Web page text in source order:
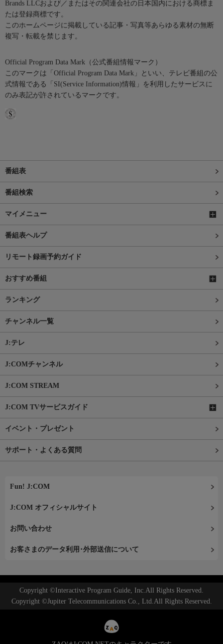
Brands LLCおよび／またはその関連会社の日本国内における商標ま
たは登録商標です。
このホームページに掲載している記事・写真等あらゆる素材の無断
複写・転載を禁じます。
Official Program Data Mark（公式番組情報マーク）
このマークは「Official Program Data Mark」といい、テレビ番組の公
式情報である「SI(Service Information)情報」を利用したサービスに
のみ表記が許されているマークです。
番組表
番組検索
マイメニュー
番組表ヘルプ
リモート録画予約ガイド
おすすめ番組
ランキング
チャンネル一覧
J:テレ
J:COMチャンネル
J:COM STREAM
J:COM TVサービスガイド
イベント・プレゼント
サポート・よくある質問
Fun! J:COM
J:COM オフィシャルサイト
お問い合わせ
お客さまのデータ利用･外部送信について
Copyright ©Interactive Program Guide, Inc.All Rights Reserved.
Copyright ©Jupiter Telecommunications Co., Ltd.All Rights Reserved.